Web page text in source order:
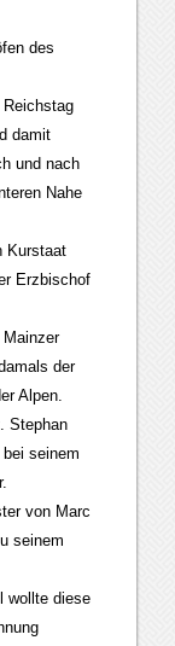
des
damit
und nach
Nahe
Kurstaat
Erzbischof
der
Alpen.
Stephan
seinem
von Marc
seinem
wollte diese